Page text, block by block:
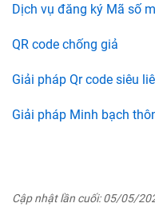
Dịch vụ đăng ký Mã số
QR code chống giả
Giải pháp Qr code siêu
Giải pháp Minh bạch
Cập nhật lần cuối: 05/05/